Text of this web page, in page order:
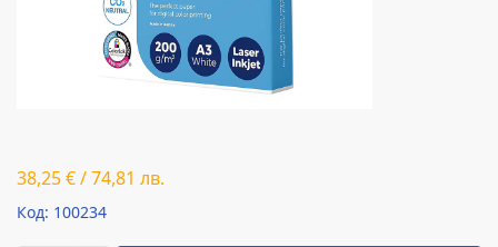
38,25€/74,81 лв.
Код: 100234